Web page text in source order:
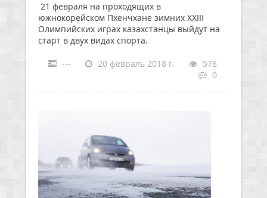
21 февраля на проходящих в
южнокорейском Пхенчхане зимних ХХIII
Олимпийских играх казахстанцы выйдут на
старт в двух видах спорта.
--- 20 февраль 2018 г.
578
0